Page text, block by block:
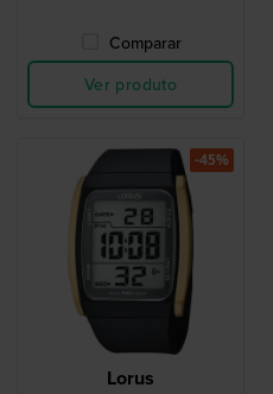
Comparar
Ver produto
Lorus
-45%